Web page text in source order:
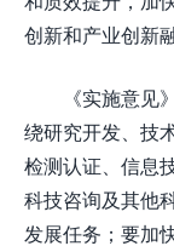
创新和产业创新
《实施意见
绕研究开发、技
检测认证、信息
科技咨询及其他
发展任务；要加